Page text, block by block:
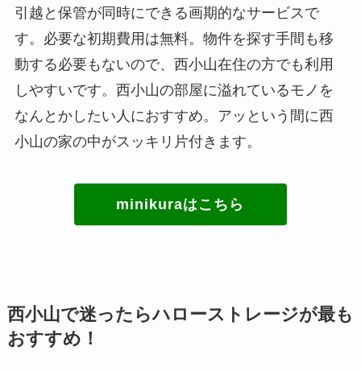
引越と保管が同時にできる画期的なサービスで
す。必要な初期費用は無料。物件を探す手間も移
動する必要もないので、西小山在住の方でも利用
しやすいです。西小山の部屋に溢れているモノを
なんとかしたい人におすすめ。アッという間に西
小山の家の中がスッキリ片付きます。
minikuraはこちら
西小山で迷ったらハローストレージが最も
おすすめ！